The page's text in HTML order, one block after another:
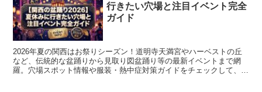
行きたい穴場と注目イベント完全
ガイド
2026年夏の関西はお祭りシーズン！道明寺天満宮やハーベストの丘
など、伝統的な盆踊りから見取り図盆踊り等の最新イベントまで網
羅。穴場スポット情報や服装・熱中症対策ガイドをチェックして、夏